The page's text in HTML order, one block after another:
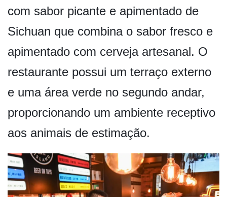
com sabor picante e apimentado de
Sichuan que combina o sabor fresco e
apimentado com cerveja artesanal. O
restaurante possui um terraço externo
e uma área verde no segundo andar,
proporcionando um ambiente receptivo
aos animais de estimação.